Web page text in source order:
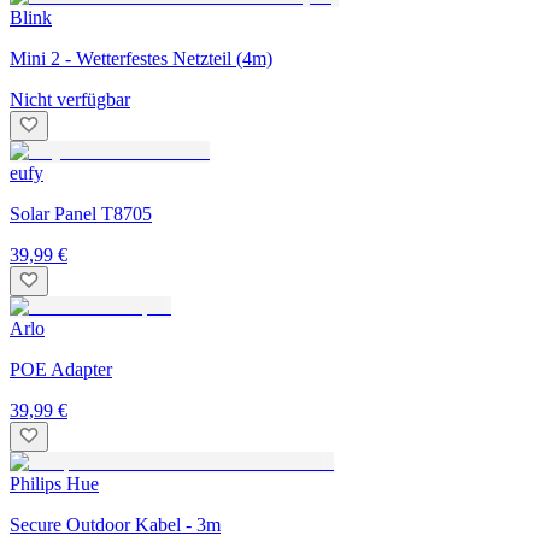
Blink
Mini 2 - Wetterfestes Netzteil (4m)
Nicht verfügbar
eufy
Solar Panel T8705
39,99 €
Arlo
POE Adapter
39,99 €
Philips Hue
Secure Outdoor Kabel - 3m